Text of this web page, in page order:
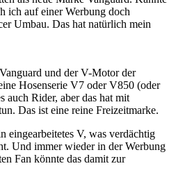
ich auf einer Werbung doch
Umbau. Das hat natürlich mein
und der V-Motor der
Hosenserie V7 oder V850 (oder
Rider, aber das hat mit
Das ist eine reine Freizeitmarke.
eingearbeitetes V, was verdächtig
Und immer wieder in der Werbung
Fan könnte das damit zur